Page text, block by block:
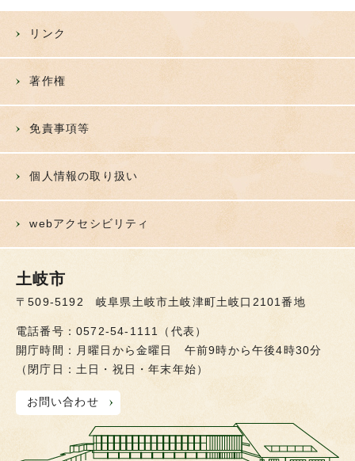
リンク
著作権
免責事項等
個人情報の取り扱い
webアクセシビリティ
土岐市
〒509-5192 岐阜県土岐市土岐津町土岐口2101番地
電話番号：0572-54-1111（代表）
開庁時間：月曜日から金曜日 午前9時から午後4時30分
（閉庁日：土日・祝日・年末年始）
お問い合わせ